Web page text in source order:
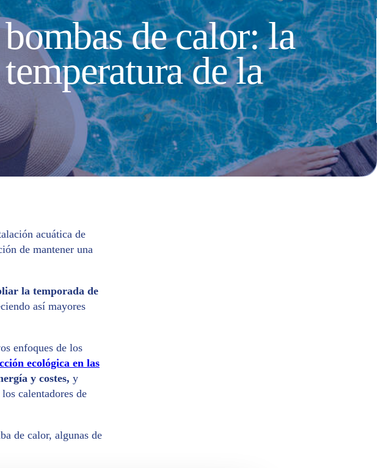
de calor: la
de la
acuática de
de mantener una
la temporada de
así mayores
enfoques de los
ecológica en las
y costes, y
calentadores de
de calor, algunas de